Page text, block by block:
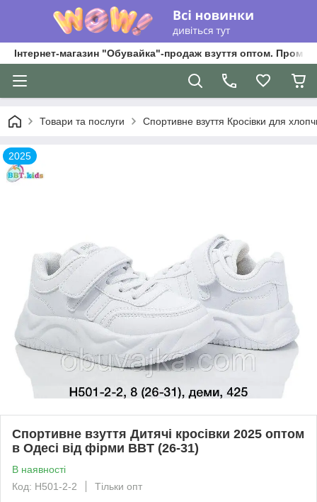
Інтернет-магазин "Обувайка"-продаж взуття оптом.
Товари та послуги Спортивне взуття Кросівки для
2025
Спортивне взуття Дитячі кросівки 2025 оптом
в Одесі від фірми BBT (26-31)
В наявності
Код: H501-2-2
Тільки опт